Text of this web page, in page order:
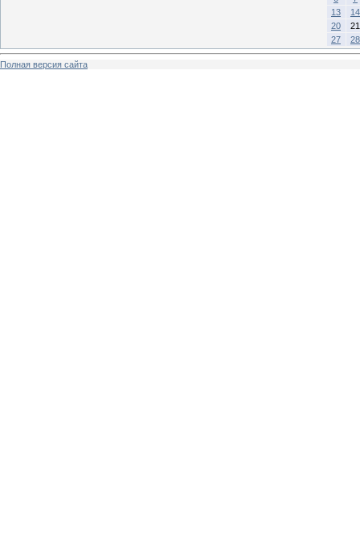
13
14
20
21
27
28
Полная версия сайта